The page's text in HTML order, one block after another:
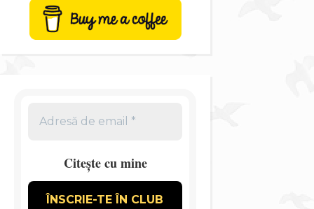
Citește cu mine